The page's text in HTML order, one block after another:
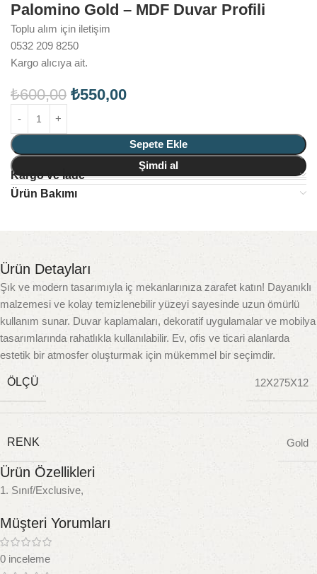
Palomino Gold – MDF Duvar Profili
Toplu alım için iletişim
0532 209 8250
Kargo alıcıya ait.
₺600,00 ₺550,00
Sepete Ekle
Şimdi al
Kargo ve İade
Ürün Bakımı
Ürün Detayları
Şık ve modern tasarımıyla iç mekanlarınıza zarafet katın! Dayanıklı
malzemesi ve kolay temizlenebilir yüzeyi sayesinde uzun ömürlü
kullanım sunar. Duvar kaplamaları, dekoratif uygulamalar ve mobilya
tasarımlarında rahatlıkla kullanılabilir. Ev, ofis ve ticari alanlarda
estetik bir atmosfer oluşturmak için mükemmel bir seçimdir.
ÖLÇÜ 12X275X12
RENK Gold
Ürün Özellikleri
1. Sınıf/Exclusive,
Müşteri Yorumları
0 inceleme